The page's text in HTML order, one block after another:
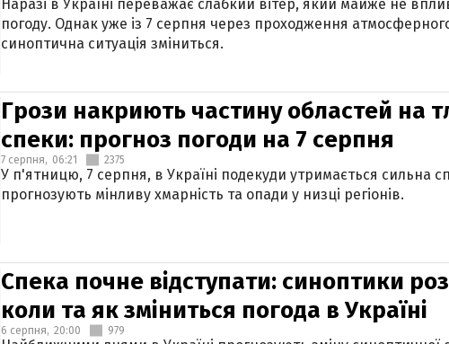
Наразі в Україні переважає слабкий вітер, який майже не
погоду. Однак уже із 7 серпня через проходження
синоптична ситуація зміниться.
Грози накриють частину областей на
спеки: прогноз погоди на 7 серпня
7 серпня, 06:21 2375
У п'ятницю, 7 серпня, в Україні подекуди утримається сильна
прогнозують мінливу хмарність та опади у низці регіонів.
Спека почне відступати: синоптики
коли та як зміниться погода в Україні
6 серпня, 20:00 979